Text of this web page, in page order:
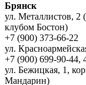
Брянск
ул. Металлистов, 2
клубом Бостон)
+7 (900) 373-66-22
ул.
+7 (900) 699-90-44,
ул. Бежицкая, 1,
Мандарин)